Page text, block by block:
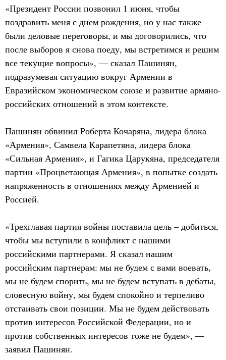
«Президент России позвонил 1 июня, чтобы
поздравить меня с днем рождения, но у нас также
были деловые переговоры, и мы договорились, что
после выборов я снова поеду, мы встретимся и решим
все текущие вопросы», — сказал Пашинян,
подразумевая ситуацию вокруг Армении в
Евразийском экономическом союзе и развитие армяно-
российских отношений в этом контексте.
Пашинян обвинил Роберта Кочаряна, лидера блока
«Армения», Самвела Карапетяна, лидера блока
«Сильная Армения», и Гагика Царукяна, председателя
партии «Процветающая Армения», в попытке создать
напряженность в отношениях между Арменией и
Россией.
«Трехглавая партия войны поставила цель – добиться,
чтобы мы вступили в конфликт с нашими
российскими партнерами. Я сказал нашим
российским партнерам: мы не будем с вами воевать,
мы не будем спорить, мы не будем вступать в дебаты,
словесную войну, мы будем спокойно и терпеливо
отстаивать свои позиции. Мы не будем действовать
против интересов Российской Федерации, но и
против собственных интересов тоже не будем», —
заявил Пашинян.